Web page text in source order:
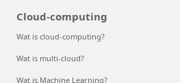
Cloud-computing
Wat is cloud-computing?
Wat is multi-cloud?
Wat is Machine Learning?